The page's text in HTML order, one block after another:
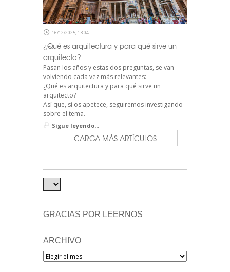
16/12/2025, 13:04
¿Qué es arquitectura y para qué sirve un
arquitecto?
Pasan los años y estas dos preguntas, se van
volviendo cada vez más relevantes:
¿Qué es arquitectura y para qué sirve un
arquitecto?
Así que, si os apetece, seguiremos investigando
sobre el tema.
Sigue leyendo...
CARGA MÁS ARTÍCULOS
GRACIAS POR LEERNOS
ARCHIVO
Archivo